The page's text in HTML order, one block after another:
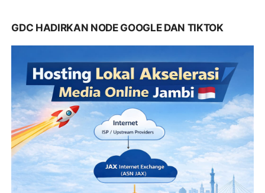
GDC HADIRKAN NODE GOOGLE DAN TIKTOK